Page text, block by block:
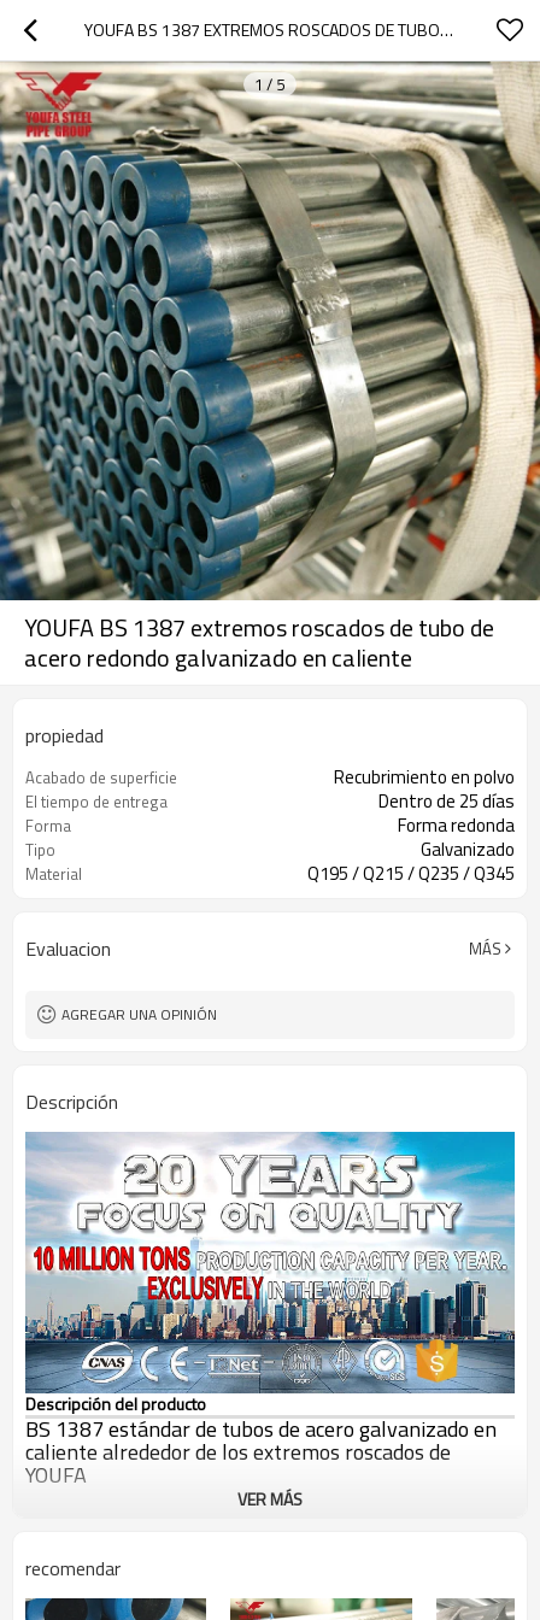
YOUFA BS 1387 EXTREMOS ROSCADOS DE TUBO DE ACERO REDONDO GALVANIZADO EN CALIENTE
1/ 5
YOUFA BS 1387 extremos roscados de tubo de
acero redondo galvanizado en caliente
propiedad
Acabado de superficie Recubrimiento en polvo
El tiempo de entrega Dentro de 25 días
Forma Forma redonda
Tipo Galvanizado
Material Q195 / Q215 / Q235 / Q345
Evaluacion MÁS
AGREGAR UNA OPINIÓN
Descripción
Descripción del producto
BS 1387 estándar de tubos de acero galvanizado en
caliente alrededor de los extremos roscados de
YOUFA
VER MÁS
recomendar